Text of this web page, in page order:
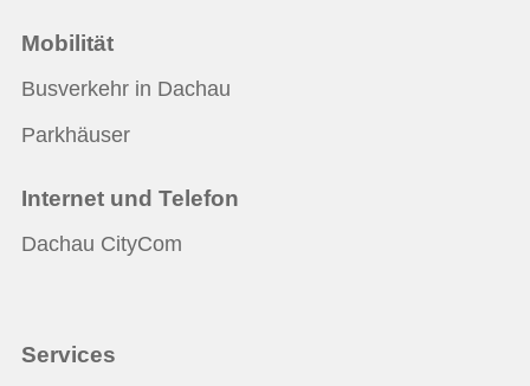
Mobilität
Busverkehr in Dachau
Parkhäuser
Internet und Telefon
Dachau CityCom
Services